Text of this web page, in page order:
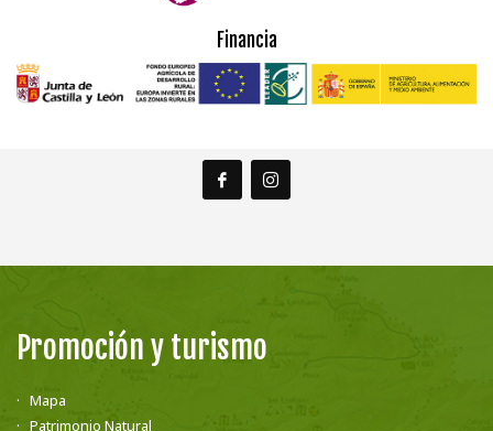
Financia
Promoción y turismo
Mapa
Patrimonio Natural